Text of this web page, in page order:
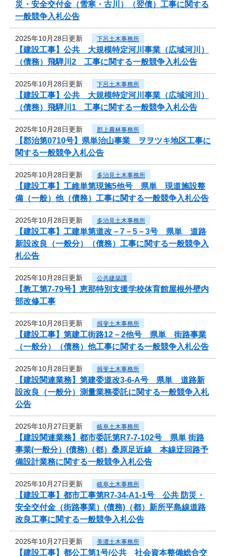
災・安全交付金（雪寒・古川）（翌債）工事に関する
一般競争入札公告
2025年10月28日更新 下呂土木事務所
【建設工事】公共 大規模特定河川事業（広域河川）
（債務）飛騨川2 工事に関する一般競争入札公告
2025年10月28日更新 下呂土木事務所
【建設工事】公共 大規模特定河川事業（広域河川）
（債務）飛騨川1 工事に関する一般競争入札公告
2025年10月28日更新 郡上農林事務所
【郡治第0710号】県単治山事業 ヲヲツキ地区工事に
関する一般競争入札公告
2025年10月28日更新 多治見土木事務所
【建設工事】工維単第現施5他号 県単 現道施設整
備（一般）他（債務）工事に関する一般競争入札公告
2025年10月28日更新 多治見土木事務所
【建設工事】工建単第道改－7－5－3号 県単 道路
新設改良（一般分）（債務）工事に関する一般競争入
札公告
2025年10月28日更新 公共建築課
【教工第7-79号】恵那特別支援学校体育館屋根外壁内
部改修工事
2025年10月28日更新 揖斐土木事務所
【建設工事】第建工街路12－2他号 県単 街路事業
（一般分）（債務）他工事に関する一般競争入札公告
2025年10月28日更新 揖斐土木事務所
【建設関連業務】第建委道改3-6-A号 県単 道路新
設改良（一般分）測量業務委託に関する一般競争入札
公告
2025年10月27日更新 岐阜土木事務所
【建設関連業務】都市委託第R7-7-102号 県単 街路
事業(一般分）(債務)（都）桑原足近線 本線迂回路予
備設計業務に関する一般競争入札公告
2025年10月27日更新 岐阜土木事務所
【建設工事】都市工事第R7-34-A1-1号 公共 防災・
安全交付金（街路事業）(債務)（都）新所平島線道路
改良工事に関する一般競争入札公告
2025年10月27日更新 美濃土木事務所
【建設工事】都公工第1号/公共 社会資本整備総合交